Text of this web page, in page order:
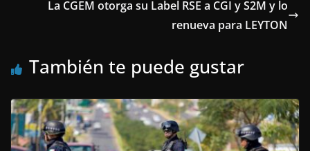
La CGEM otorga su Label RSE a CGI y S2M y lo
renueva para LEYTON
También te puede gustar